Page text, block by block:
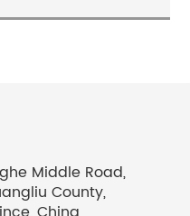
Middle Road,
County,